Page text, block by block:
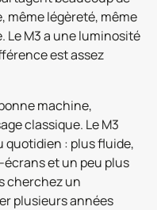
même légèreté, même
Le M3 a une luminosité
est assez
machine,
classique. Le M3
quotidien : plus fluide,
et un peu plus
cherchez un
plusieurs années